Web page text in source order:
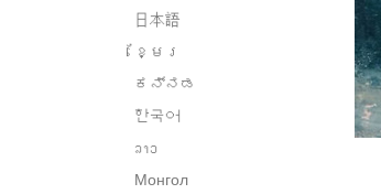
日本語
ខ្មែរ
ಕನ್ನಡ
한국어
ລາວ
Монгол